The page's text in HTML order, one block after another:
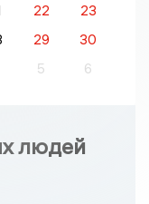
22
23
29
30
5 6
людей